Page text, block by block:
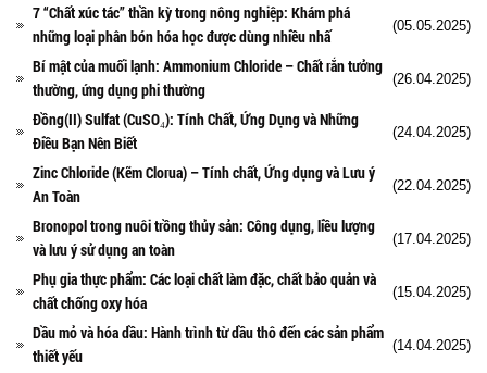
7 “Chất xúc tác” thần kỳ trong nông nghiệp: Khám phá
những loại phân bón hóa học được dùng nhiều nhấ
(05.05.2025)
Bí mật của muối lạnh: Ammonium Chloride – Chất rắn tưởng
thường, ứng dụng phi thường
(26.04.2025)
Đồng(II) Sulfat (CuSO₄): Tính Chất, Ứng Dụng và Những
Điều Bạn Nên Biết
(24.04.2025)
Zinc Chloride (Kẽm Clorua) – Tính chất, Ứng dụng và Lưu ý
An Toàn
(22.04.2025)
Bronopol trong nuôi trồng thủy sản: Công dụng, liều lượng
và lưu ý sử dụng an toàn
(17.04.2025)
Phụ gia thực phẩm: Các loại chất làm đặc, chất bảo quản và
chất chống oxy hóa
(15.04.2025)
Dầu mỏ và hóa dầu: Hành trình từ dầu thô đến các sản phẩm
thiết yếu
(14.04.2025)